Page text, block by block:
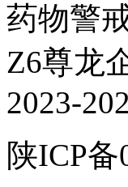
药物警
Z6尊龙
2023-
陕ICP备